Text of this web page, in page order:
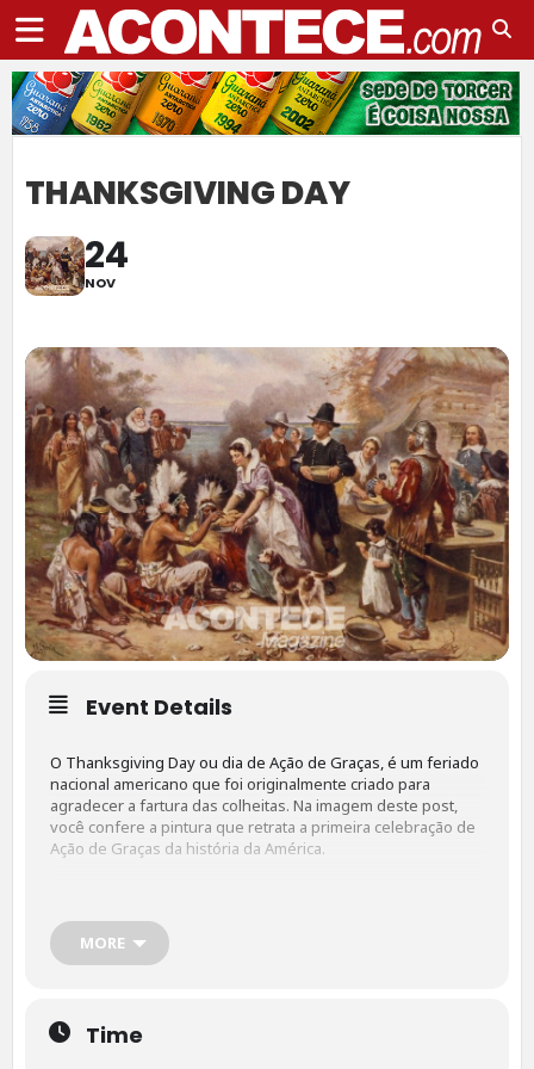
THANKSGIVING DAY
24
NOV
Event Details
O Thanksgiving Day ou dia de Ação de Graças, é um feriado
nacional americano que foi originalmente criado para
agradecer a fartura das colheitas. Na imagem deste post,
você confere a pintura que retrata a primeira celebração de
Ação de Graças da história da América.
Você sabia que esse é um dos costumes americanos mais
antigos que se tem conhecimento? O Dia de Ação de Graças
percorre uma história longa, e é sinônimo de reunir a família
MORE
Time